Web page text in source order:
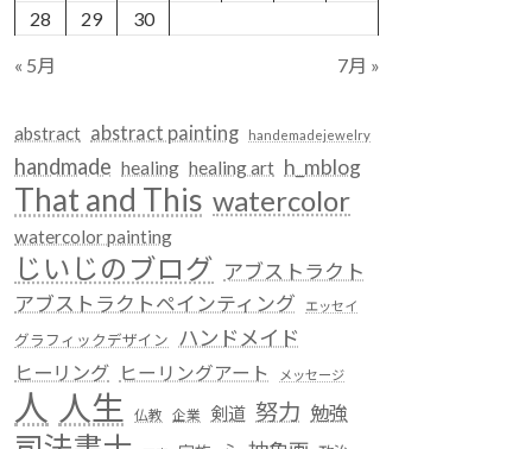
28
29 30
« 5月 7月 »
abstract abstract painting handemadejewelry
handmade healing healing art h_mblog
That and This watercolor
watercolor painting
じいじのブログ アブストラクト
アブストラクトペインティング
エッセイ
グラフィックデザイン ハンドメイド
ヒーリング ヒーリングアート メッセージ
人 人生 仏教 企業 剣道 努力 勉強